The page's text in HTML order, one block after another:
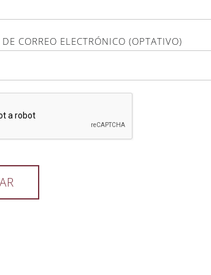
CORREO ELECTRÓNICO (OPTATIVO)